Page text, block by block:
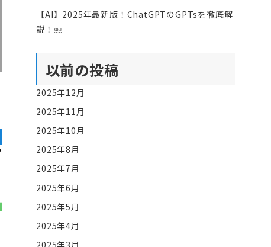
【AI】2025年最新版！ChatGPTのGPTsを徹底解
説！￼
以前の投稿
2025年12月
2025年11月
2025年10月
2025年8月
2025年7月
2025年6月
2025年5月
2025年4月